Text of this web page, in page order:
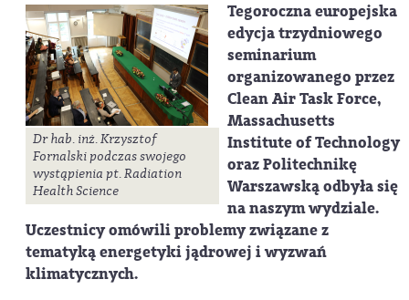
Dr hab. inż. Krzysztof
Fornalski podczas swojego
wystąpienia pt. Radiation
Health Science
Tegoroczna europejska
edycja trzydniowego
seminarium
organizowanego przez
Clean Air Task Force,
Massachusetts
Institute of Technology
oraz Politechnikę
Warszawską odbyła się
na naszym wydziale.
Uczestnicy omówili problemy związane z
tematyką energetyki jądrowej i wyzwań
klimatycznych.